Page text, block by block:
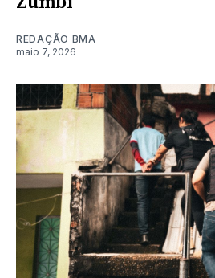
REDAÇÃO BMA
maio 7, 2026